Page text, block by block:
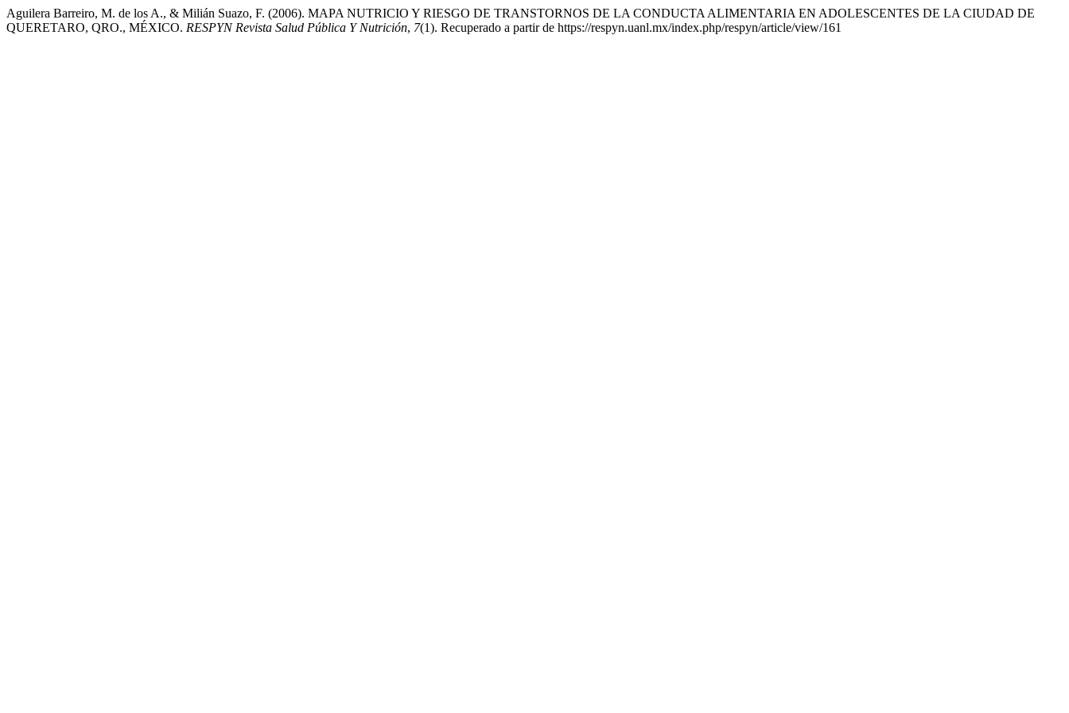
Aguilera Barreiro, M. de los A., & Milián Suazo, F. (2006). MAPA NUTRICIO Y RIESGO DE TRANSTORNOS DE LA CONDUCTA ALIMENTARIA EN ADOLESCENTES DE LA CIUDAD DE
QUERETARO, QRO., MÉXICO. RESPYN Revista Salud Pública Y Nutrición, 7(1). Recuperado a partir de https://respyn.uanl.mx/index.php/respyn/article/view/161